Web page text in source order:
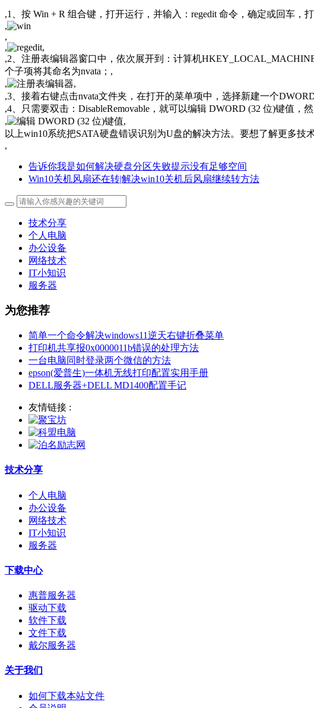
,1、按 Win + R 组合键，打开运行，并输入：regedit 命令，确定或回车，
,
,
,
,
,2、注册表编辑器窗口中，依次展开到：计算机
个子项将其命名为nvata；,
,
,
,3、接着右键点击nvata文件夹，在打开的菜单项中，选择新建一个
,4、只需要双击：DisableRemovable，就可以编辑 DWORD (32 位)键值
,
,
以上win10系统把SATA硬盘错误识别为U盘的解决方法。要想了解更多技
,
告诉你我是如何解决硬盘分区失败提示没有足够空间
Win10关机风扇还在转|解决win10关机后风扇继续转方法
技术分享
个人电脑
办公设备
网络技术
IT小知识
服务器
为您推荐
简单一个命令解决windows11逆天右键折叠菜单
打印机共享报0x0000011b错误的处理方法
一台电脑同时登录两个微信的方法
epson(爱普生)一体机无线打印配置实用手册
DELL服务器+DELL MD1400配置手记
友情链接 :
技术分享
个人电脑
办公设备
网络技术
IT小知识
服务器
下载中心
惠普服务器
驱动下载
软件下载
文件下载
戴尔服务器
关于我们
如何下载本站文件